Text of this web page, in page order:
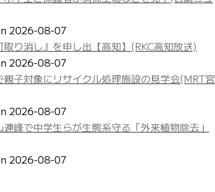
2026-08-07
り消し』を申し出【高知】(RKC高知放送)
2026-08-07
子対象にリサイクル処理施設の見学会(MRT宮
2026-08-07
で中学生らが生態系守る「外来植物除去」
2026-08-07